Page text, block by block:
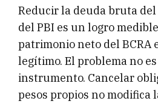
Reducir la deuda bruta del
del PBI es un logro
patrimonio neto del BCRA
legítimo. El problema no
instrumento. Cancelar
pesos propios no modifica